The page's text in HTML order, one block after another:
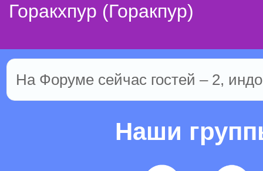
Горакхпур (Горакпур)
На Форуме сейчас гостей – 2,
Наши